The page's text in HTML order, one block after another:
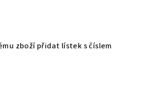
zboží přidat lístek s číslem